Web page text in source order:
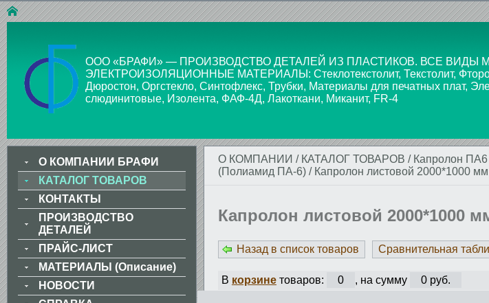
ООО «БРАФИ» — ПРОИЗВОДСТВО ДЕТАЛЕЙ ИЗ ПЛАСТИКОВ. ВСЕ ВИДЫ
ЭЛЕКТРОИЗОЛЯЦИОННЫЕ МАТЕРИАЛЫ: Стеклотекстолит, Текстолит,
Дюростон, Оргстекло, Синтофлекс, Трубки, Материалы для печатных плат,
слюдинитовые, Изолента, ФАФ-4Д, Лакоткани, Миканит, FR-4
О КОМПАНИИ / КАТАЛОГ ТОВАРОВ / Капролон
(Полиамид ПА-6) / Капролон листовой 2000*1000 мм
Капролон листовой 2000*1000
Назад в список товаров Сравнительная
В корзинетоваров: 0 , на сумму 0 руб.
О КОМПАНИИ БРАФИ
КАТАЛОГ ТОВАРОВ
КОНТАКТЫ
ПРОИЗВОДСТВО
ДЕТАЛЕЙ
ПРАЙС-ЛИСТ
МАТЕРИАЛЫ (Описание)
НОВОСТИ